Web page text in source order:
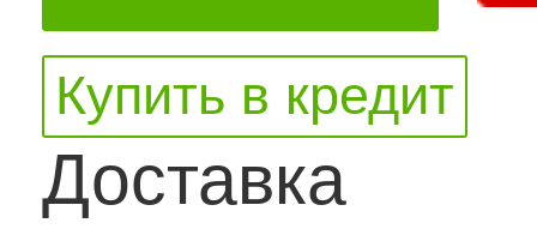
Купить в кредит
Доставка